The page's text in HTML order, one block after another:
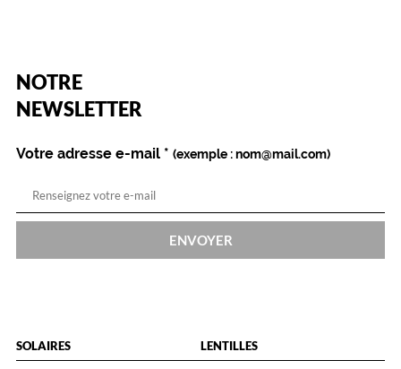
NOTRE
NEWSLETTER
Name
Votre adresse e-mail *
(Ce
champ
est
obligatoire)
(exemple : nom@mail.com)
ENVOYER
SOLAIRES LENTILLES